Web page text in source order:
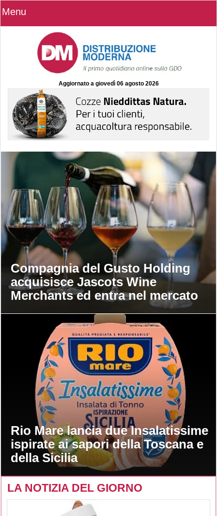
Menu
Aggiornato a giovedì 06 agosto 2026
Compagnia del Gusto Holding
acquisisce Jascots Wine
Merchants ed entra nel mercato
Rio Mare lancia due Insalatissime
ispirate ai sapori della Toscana e
della Sicilia
LA NOTIZIA DEL GIORNO